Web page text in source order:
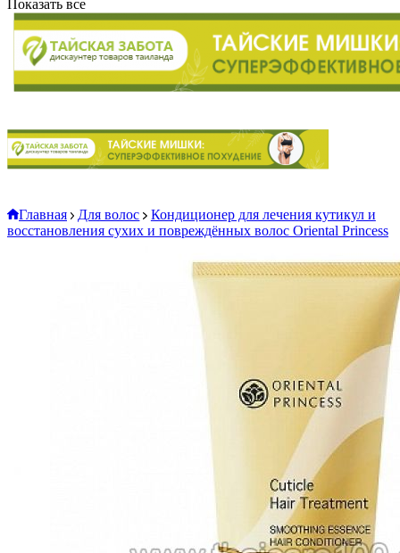
Показать все
Главная Для волос
Кондиционер для лечения кутикул и
восстановления сухих и повреждённых волос Oriental Princess